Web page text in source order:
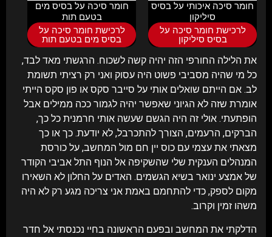
חומר סיכה איכותי על בסיס
סיליקון
לרכישת חומר סיכה על
בסיס סיליקון
חומר סיכה על בסיס מים
בטעם תות
לרכישת חומר סיכה על
בסיס מים בטעם תות
את הלילה החורפי הזה יהיה קשה לשכוח. הרגשתי מאד לבד,
כל מי שהיה מסביבי פשוט היה עסוק ואני רק רציתי תשומת
לב. אם הייתם שואלים אותי על סייבר סקס או פון סקס הייתי
אומרת שזה לא הגיוני שאפשר יהיה לגמור ככה ממילים אבל
הופתעתי. אולי זה היה הגשם שעשה אותי חרמנית כל כך,
הברקים, הרעמים, הצורך להתכרבל, לא יודעת. כך או כך
מצאתי את עצמי עם כוס יין חם מול המחשב, על כורסת
המנהלים הענקית שלי שהשקיפה אל הנוף התל אביבי הקודר
של אמצע ינואר בשיא הגשמים. האדים על החלון לא השאירו
מקום לספק, כדי להתחמם באמת אני צריכה מגע רק לא היה
משהו זמין וקרוב.
הדלקתי את המחשב ובפעם הראשונה בחיי נכנסתי אל חדר